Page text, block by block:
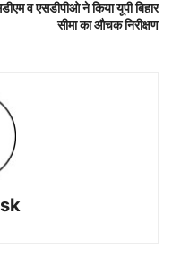
व एसडीपीओ ने किया यूपी बिहार
सीमा का औचक निरीक्षण